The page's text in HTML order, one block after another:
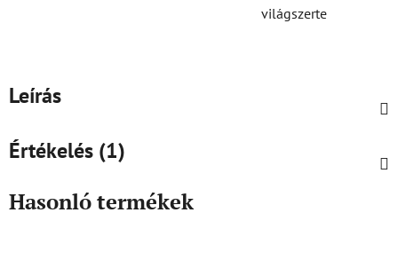
világszerte
Leírás
Értékelés (1)
Hasonló termékek